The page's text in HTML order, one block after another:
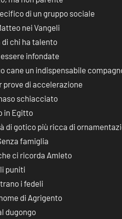
di un gruppo sociale
nei Vangeli
di chi ha talento
infondate
cane un indispensabile
prove di accelerazione
schiacciato
in Egitto
di gotico più ricca di
famiglia
ci ricorda Amleto
puniti
i fedeli
di Agrigento
dugongo